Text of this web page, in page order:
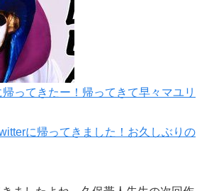
ってきたー！帰ってきて早々マユリ
に帰ってきました！お久しぶりの